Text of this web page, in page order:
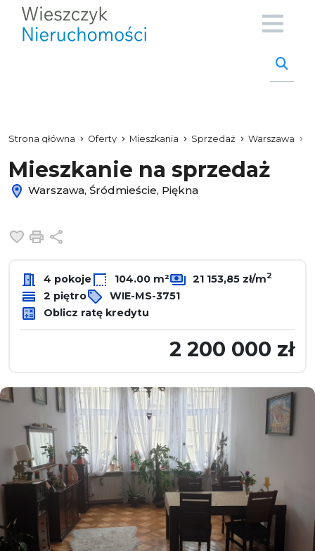
Strona główna Oferty Mieszkania Sprzedaż Warszawa
Mieszkanie na sprzedaż
Warszawa, Śródmieście, Piękna
Dodaj do ulubionych
Drukuj
4 pokoje 104.00 m² 21 153,85 zł/m2
2 piętro
WIE-MS-3751
Oblicz ratę kredytu
2 200 000 zł